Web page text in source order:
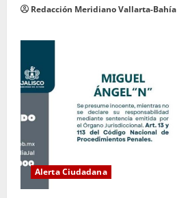
Redacción Meridiano Vallarta-Bahía
Alerta Ciudadana